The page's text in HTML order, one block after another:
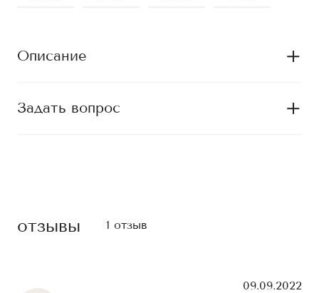
Описание
Задать вопрос
отзывы 1 отзыв
09.09.2022